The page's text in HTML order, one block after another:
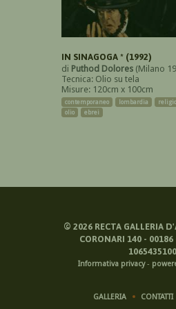
IN SINAGOGA * (1992)
di Puthod Dolores (Milano
Tecnica: Olio su tela
Misure: 120cm x 100cm
contemporaneo lombardia
olio
ebrei
© 2026RECTA GALLERIA
CORONARI 140 -
Informativa privacy-
GALLERIA CONTATTI